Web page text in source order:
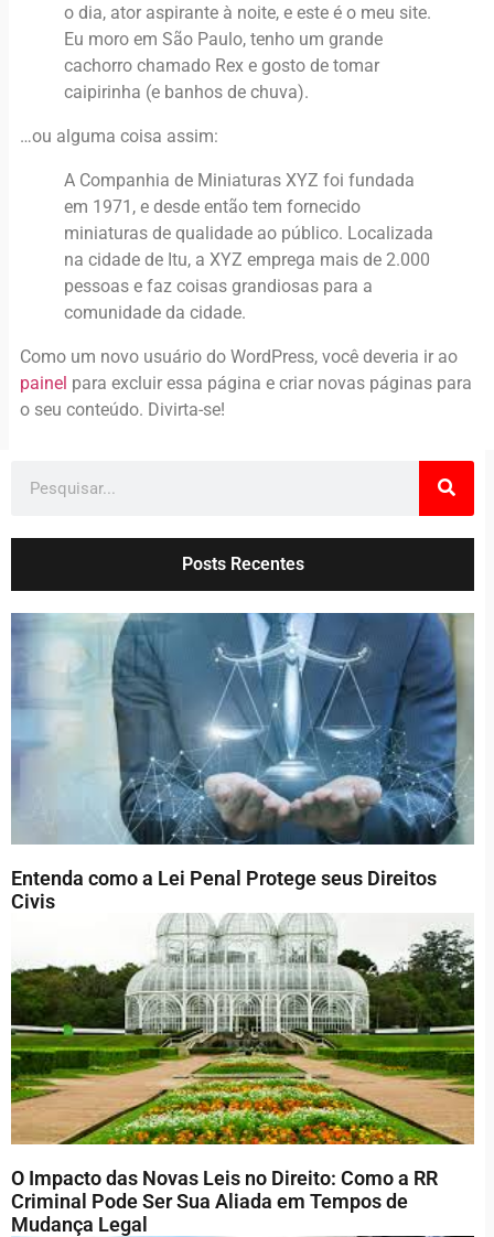
o dia, ator aspirante à noite, e este é o meu site.
Eu moro em São Paulo, tenho um grande
cachorro chamado Rex e gosto de tomar
caipirinha (e banhos de chuva).
…ou alguma coisa assim:
A Companhia de Miniaturas XYZ foi fundada
em 1971, e desde então tem fornecido
miniaturas de qualidade ao público. Localizada
na cidade de Itu, a XYZ emprega mais de 2.000
pessoas e faz coisas grandiosas para a
comunidade da cidade.
Como um novo usuário do WordPress, você deveria ir ao
painel para excluir essa página e criar novas páginas para
o seu conteúdo. Divirta-se!
Posts Recentes
Entenda como a Lei Penal Protege seus Direitos
Civis
O Impacto das Novas Leis no Direito: Como a RR
Criminal Pode Ser Sua Aliada em Tempos de
Mudança Legal